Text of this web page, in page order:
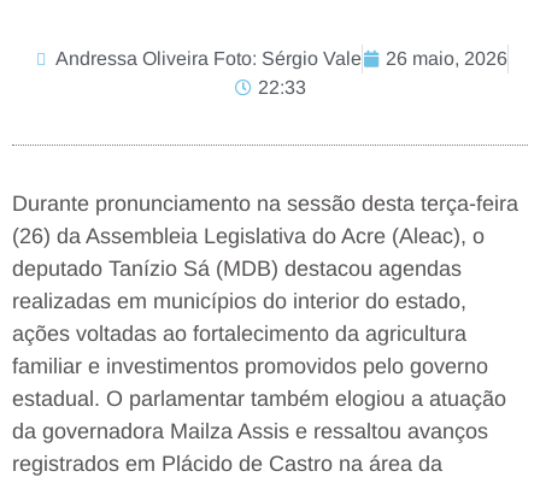
Andressa Oliveira Foto: Sérgio Vale
26 maio, 2026
22:33
Durante pronunciamento na sessão desta terça-feira
(26) da Assembleia Legislativa do Acre (Aleac), o
deputado Tanízio Sá (MDB) destacou agendas
realizadas em municípios do interior do estado,
ações voltadas ao fortalecimento da agricultura
familiar e investimentos promovidos pelo governo
estadual. O parlamentar também elogiou a atuação
da governadora Mailza Assis e ressaltou avanços
registrados em Plácido de Castro na área da